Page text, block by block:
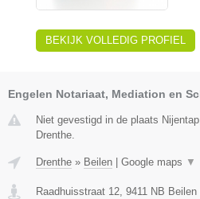
BEKIJK VOLLEDIG PROFIEL
Engelen Notariaat, Mediation en
Niet gevestigd in de plaats
Drenthe.
Drenthe » Beilen Google maps ▼
Raadhuisstraat 12, 9411 NB Beilen